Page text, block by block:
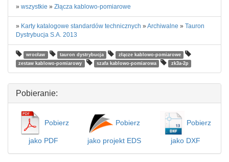
» wszystkie » Złącza kablowo-pomiarowe
» Karty katalogowe standardów technicznych »Archiwalne » Tauron
Dystrybucja S.A. 2013
wrocław tauron dystrybucja
złącze kablowo-pomiarowe
zestaw kablowo-pomiarowy
szafa kablowo-pomiarowa zk3a-2p
Pobieranie:
Pobierz
jako PDF
Pobierz
jako projekt EDS
Pobierz
jako DXF